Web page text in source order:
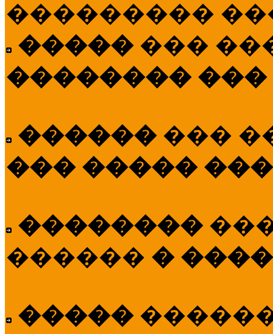
���������
����� ���
�������� ���
������ ���
��� �����
��������
������ �
�����